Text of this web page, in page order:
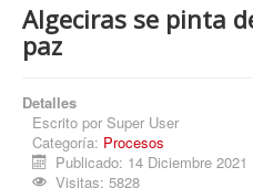
Noticias
Reportajes
Procesos
Cultura
Algeciras se pinta
paz
Detalles
Escrito por Super User
Categoría: Procesos
Publicado: 14 Diciembre 2021
Visitas: 5828